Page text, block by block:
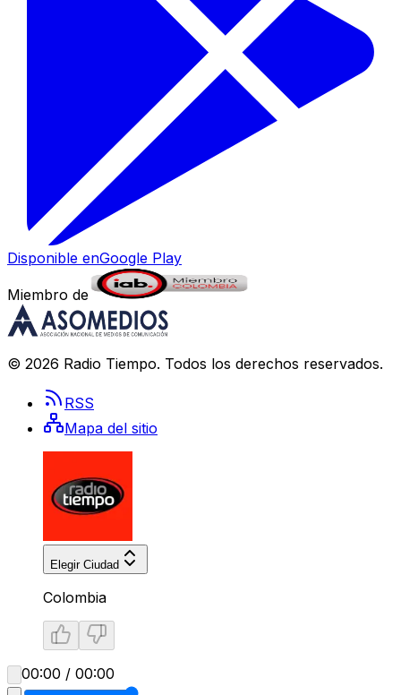
Disponible enGoogle Play
Miembro de
© 2026 Radio Tiempo. Todos los derechos reservados.
RSS
Mapa del sitio
Elegir Ciudad
Colombia
00:00 / 00:00